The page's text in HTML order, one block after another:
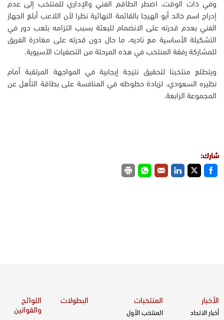
وفي ذات الوقت، اضطر الطاقم الفني والإداري للمنتخب إلى عدم
إدراج اسم خالد أبو الهيجا بالقائمة النهائية نظرا لأن اللاعب أبلغ الجهاز
الفني بعدم قدرته على الانضمام للبعثة بسبب التزامه بلعب دور في
التشكيلة الأساسية مع ناديه، ما حال دون قدرته على مغادرة الفريق
للمشاركة رفقة المنتخب في هذه المرحلة من التصفيات الآسيوية.
ويتطلع منتخبنا لتحقيق نتيجة إيجابية في المواجهة المرتقبة أمام
نظيره السعودي، لزيادة حظوظه في المنافسة على بطاقة التأهل عن
المجموعة الرابعة.
شارك:
الأخبار
أخبار الاتحاد
المنتخبات
المنتخب الأول
البطولات
اللوائح
والقوانين